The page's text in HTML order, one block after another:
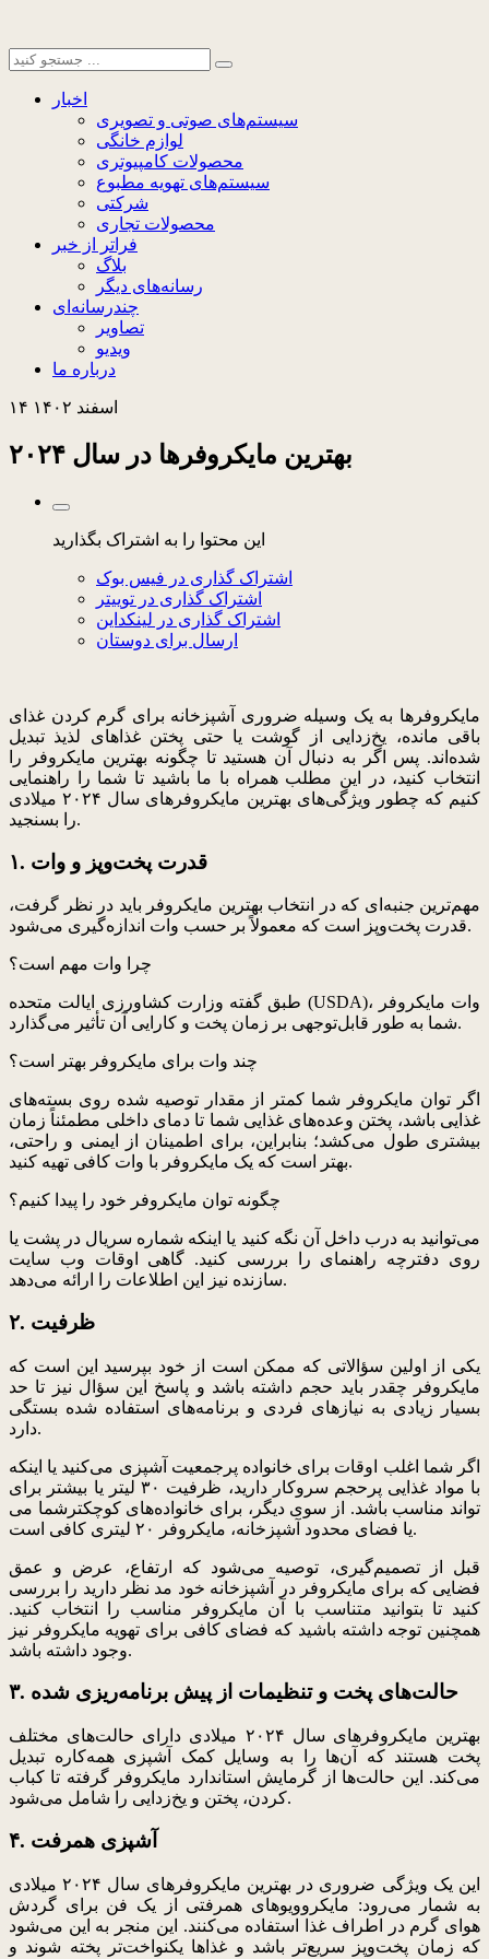
اخبار
سیستم‌های صوتی و تصویری
لوازم خانگی
محصولات کامپیوتری
سیستم‌های تهویه مطبوع
شرکتی
محصولات تجاری
فراتر از خبر
بلاگ
رسانه‌های دیگر
چندرسانه‌ای
تصاویر
ویدیو
درباره ما
۱۴ اسفند ۱۴۰۲
بهترین مایکروفرها در سال ۲۰۲۴
این محتوا را به اشتراک بگذارید
اشتراک گذاری در فیس بوک
اشتراک گذاری در توییتر
اشتراک گذاری در لینکداین
ارسال برای دوستان
مایکروفرها به یک وسیله ضروری آشپزخانه برای گرم کردن غذای
باقی مانده، یخ‌زدایی از گوشت یا حتی پختن غذاهای لذیذ تبدیل
شده‌اند. پس اگر به دنبال آن هستید تا چگونه بهترین مایکروفر را
انتخاب کنید، در این مطلب همراه با ما باشید تا شما را راهنمایی
کنیم که چطور ویژگی‌های بهترین مایکروفرهای سال ۲۰۲۴ میلادی
را بسنجید.
۱. قدرت پخت‌وپز و وات
مهم‌ترین جنبه‌ای که در انتخاب بهترین مایکروفر باید در نظر گرفت،
قدرت پخت‌وپز است که معمولاً بر حسب وات اندازه‌گیری می‌شود.
چرا وات مهم است؟
طبق گفته وزارت کشاورزی ایالت متحده (USDA)، وات مایکروفر
شما به طور قابل‌توجهی بر زمان پخت و کارایی آن تأثیر می‌گذارد.
چند وات برای مایکروفر بهتر است؟
اگر توان مایکروفر شما کمتر از مقدار توصیه شده روی بسته‌های
غذایی باشد، پختن وعده‌های غذایی شما تا دمای داخلی مطمئناً زمان
بیشتری طول می‌کشد؛ بنابراین، برای اطمینان از ایمنی و راحتی،
بهتر است که یک مایکروفر با وات کافی تهیه کنید.
چگونه توان مایکروفر خود را پیدا کنیم؟
می‌توانید به درب داخل آن نگه کنید یا اینکه شماره سریال در پشت یا
روی دفترچه راهنمای را بررسی کنید. گاهی اوقات وب سایت
سازنده نیز این اطلاعات را ارائه می‌دهد.
۲. ظرفیت
یکی از اولین سؤالاتی که ممکن است از خود بپرسید این است که
مایکروفر چقدر باید حجم داشته باشد و پاسخ این سؤال نیز تا حد
بسیار زیادی به نیازهای فردی و برنامه‌های استفاده شده بستگی
دارد.
اگر شما اغلب اوقات برای خانواده پرجمعیت آشپزی می‌کنید یا اینکه
با مواد غذایی پرحجم سروکار دارید، ظرفیت ۳۰ لیتر یا بیشتر برای
شما می‌‎تواند مناسب باشد. از سوی دیگر، برای خانواده‌های کوچکتر
یا فضای محدود آشپزخانه، مایکروفر ۲۰ لیتری کافی است.
قبل از تصمیم‌گیری، توصیه می‌شود که ارتفاع، عرض و عمق
فضایی که برای مایکروفر در آشپزخانه خود مد نظر دارید را بررسی
کنید تا بتوانید متناسب با آن مایکروفر مناسب را انتخاب کنید.
همچنین توجه داشته باشید که فضای کافی برای تهویه مایکروفر نیز
وجود داشته باشد.
۳. حالت‌های پخت و تنظیمات از پیش برنامه‌ریزی شده
بهترین مایکروفرهای سال ۲۰۲۴ میلادی دارای حالت‌های مختلف
پخت هستند که آن‌ها را به وسایل کمک آشپزی همه‌کاره تبدیل
می‌کند. این حالت‌ها از گرمایش استاندارد مایکروفر گرفته تا کباب
کردن، پختن و یخ‌زدایی را شامل می‌شود.
۴. آشپزی همرفت
این یک ویژگی ضروری در بهترین مایکروفرهای سال ۲۰۲۴ میلادی
به شمار می‌رود: مایکروویوهای همرفتی از یک فن برای گردش
هوای گرم در اطراف غذا استفاده می‌کنند. این منجر به این می‌شود
که زمان پخت‌وپز سریع‌تر باشد و غذاها یکنواخت‌تر پخته شوند و